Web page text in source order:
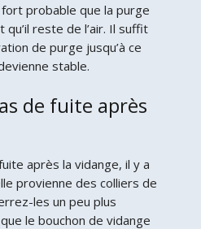
probable que la purge
reste de l’air. Il suffit
de purge jusqu’à ce
stable.
de fuite après
après la vidange, il y a
provienne des colliers de
les un peu plus
le bouchon de vidange